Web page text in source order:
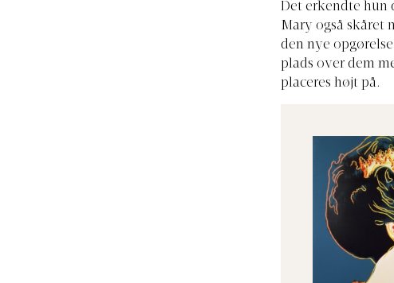
Det erkendte hun
Mary også skåret
den nye
plads over dem
placeres højt på.